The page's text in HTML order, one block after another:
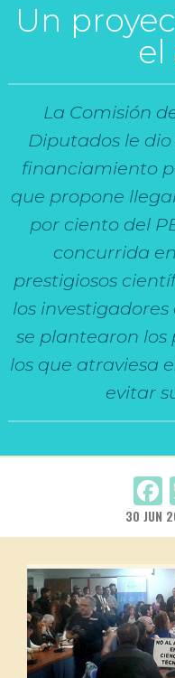
Un
el
La Comisión
Diputados le
financiamiento
que propone
por ciento del
concurrida
prestigiosos
los investigadores
se plantearon
los que atraviesa
evitar
30 JUN